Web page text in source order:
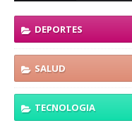
DEPORTES
SALUD
TECNOLOGIA